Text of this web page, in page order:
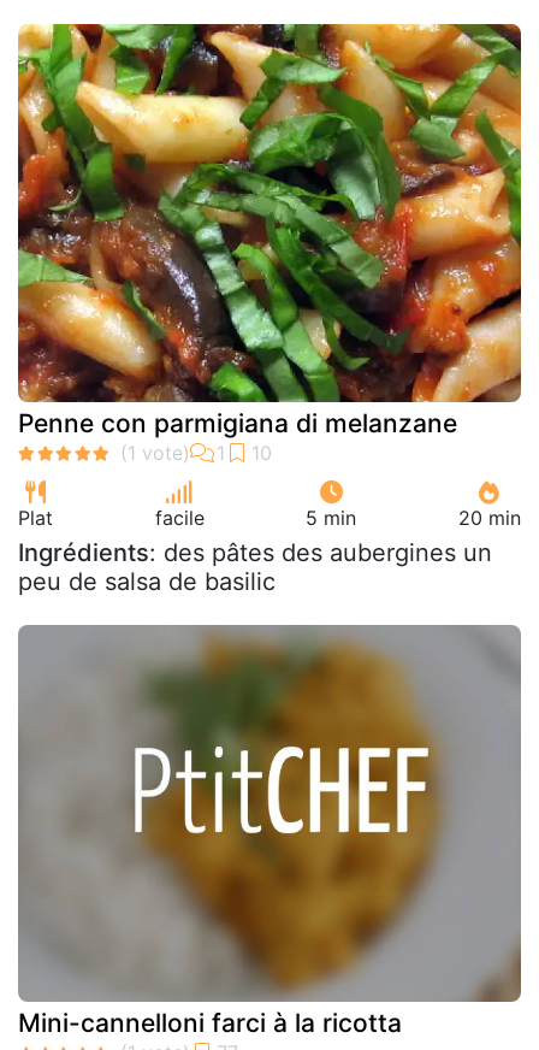
Penne con parmigiana di melanzane
Plat facile 5 min 20 min
Ingrédients: des pâtes des aubergines un
peu de salsa de basilic
Mini-cannelloni farci à la ricotta